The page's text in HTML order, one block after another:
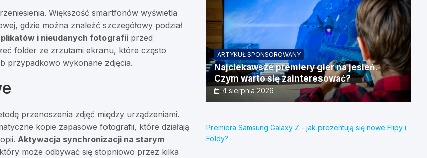
Większość smartfonów wyświetla
gdzie można znaleźć szczegółowy podział
i nieudanych fotografii przed
folder ze zrzutami ekranu, które często
przypadkowo wykonane zdjęcia.
przenoszenia zdjęć między urządzeniami.
kopie zapasowe fotografii, które działają
Aktywacja synchronizacji na starym
może odbywać się stopniowo przez kilka
ARTYKUŁ SPONSOROWANY
Najciekawsze premiery gier na jesień.
Czym warto się zainteresować?
4 sierpnia 2026
Premiera Samsung Galaxy Z - jak prezentują się nowe Flipy i
Foldy?